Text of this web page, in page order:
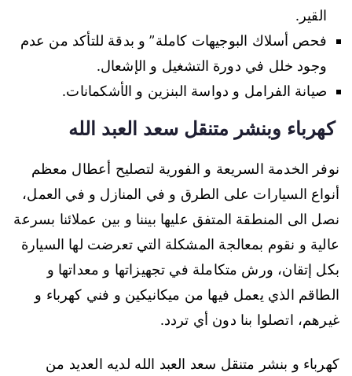
القير.
فحص أسلاك البوجيهات كاملة” و بدقة للتأكد من عدم
وجود خلل في دورة التشغيل و الإشعال.
صيانة الفرامل و دواسة البنزين و الأشكمانات.
كهرباء وبنشر متنقل سعد العبد الله
نوفر الخدمة السريعة و الفورية لتصليح أعطال معظم
أنواع السيارات على الطرق و في المنازل و في العمل،
نصل الى المنطقة المتفق عليها بيننا و بين عملائنا بسرعة
عالية و نقوم بمعالجة المشكلة التي تعرضت لها السيارة
بكل إتقان، ورش متكاملة في تجهيزاتها و معداتها و
الطاقم الذي يعمل فيها من ميكانيكين و فني كهرباء و
غيرهم، اتصلوا بنا دون أي تردد.
كهرباء و بنشر متنقل سعد العبد الله لديه العديد من